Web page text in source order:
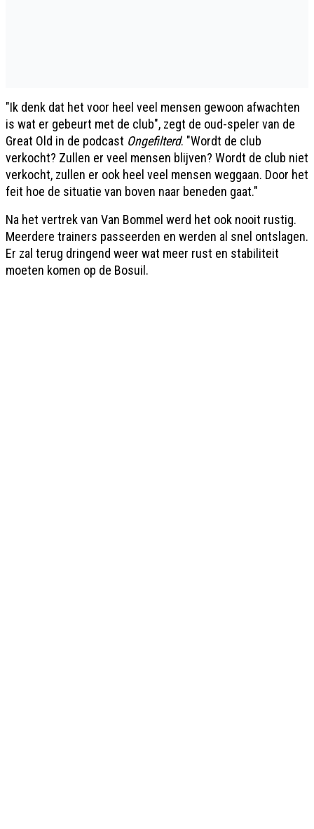
"Ik denk dat het voor heel veel mensen gewoon afwachten
is wat er gebeurt met de club", zegt de oud-speler van de
Great Old in de podcast Ongefilterd. "Wordt de club
verkocht? Zullen er veel mensen blijven? Wordt de club niet
verkocht, zullen er ook heel veel mensen weggaan. Door het
feit hoe de situatie van boven naar beneden gaat."
Na het vertrek van Van Bommel werd het ook nooit rustig.
Meerdere trainers passeerden en werden al snel ontslagen.
Er zal terug dringend weer wat meer rust en stabiliteit
moeten komen op de Bosuil.